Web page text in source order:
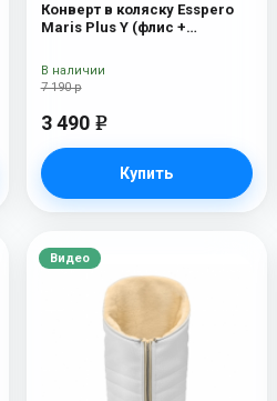
Конверт в коляску Esspero
Maris Plus Y (флис +
7 190 р
3 490 e
Купить
В наличии
Видео